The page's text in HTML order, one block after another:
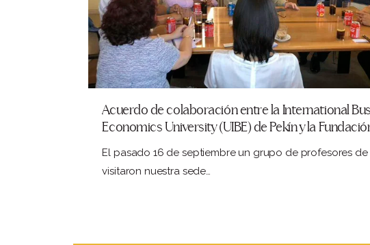
Acuerdo de colaboración entre la International
Economics University (UIBE) de Pekín y la
El pasado 16 de septiembre un grupo de profesores de
visitaron nuestra sede…